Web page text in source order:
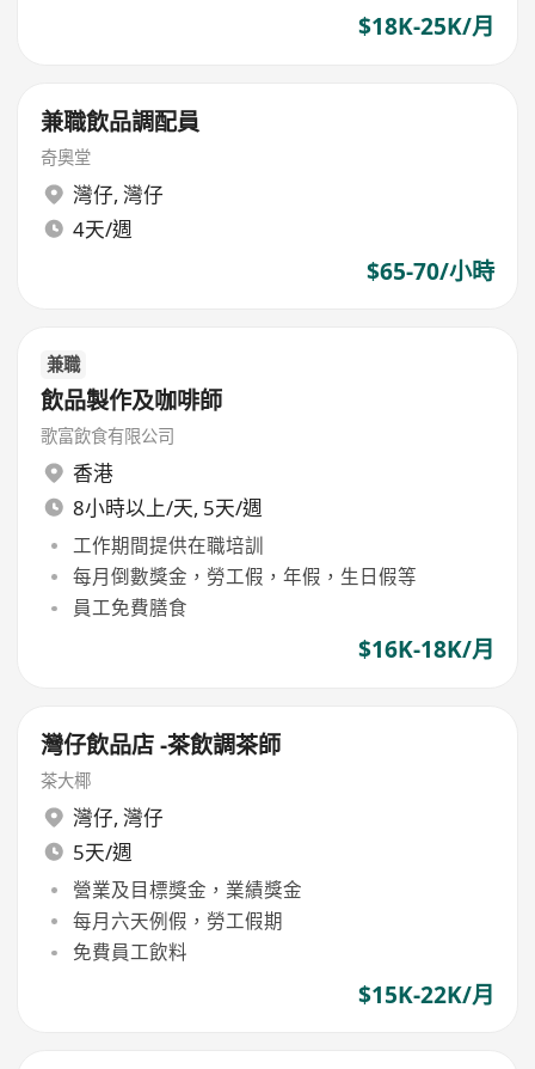
$18K-25K/月
兼職飲品調配員
奇奧堂
灣仔, 灣仔
4天/週
$65-70/小時
兼職
飲品製作及咖啡師
歌富飲食有限公司
香港
8小時以上/天, 5天/週
工作期間提供在職培訓
每月倒數獎金，勞工假，年假，生日假等
員工免費膳食
$16K-18K/月
灣仔飲品店 -茶飲調茶師
茶大椰
灣仔, 灣仔
5天/週
營業及目標獎金，業績獎金
每月六天例假，勞工假期
免費員工飲料
$15K-22K/月